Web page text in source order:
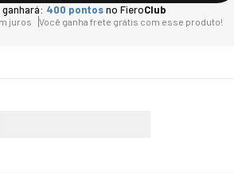
ganhará: 400 pontosno FieroClub
juros Você ganha frete grátis com esse produto!